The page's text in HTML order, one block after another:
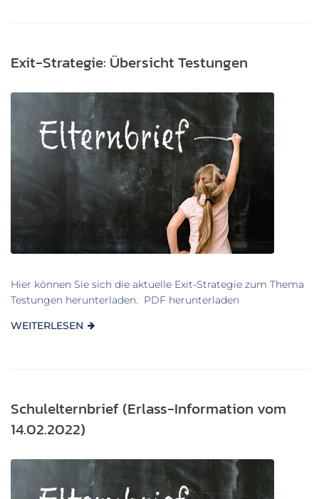
Exit-Strategie: Übersicht Testungen
Hier können Sie sich die aktuelle Exit-Strategie zum Thema
Testungen herunterladen. PDF herunterladen
WEITERLESEN
Schulelternbrief (Erlass-Information vom
14.02.2022)